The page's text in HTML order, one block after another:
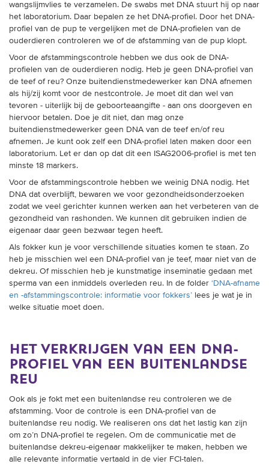
Inlog leden / officials
Over ons
Contact & support
Veelgestelde vragen
Vacatures
wangslijmvlies te verzamelen. De swabs met DNA stuurt hij op naar
het laboratorium. Daar bepalen ze het DNA-profiel. Door het DNA-
profiel van de pup te vergelijken met de DNA-profielen van de
ouderdieren controleren we of de afstamming van de pup klopt.
Voor de afstammingscontrole hebben we dus ook de DNA-
profielen van de ouderdieren nodig. Heb je geen DNA-profiel van
de teef of reu? Onze buitendienstmedewerker kan DNA afnemen
als hij/zij komt voor de nestcontrole. Je moet dit dan wel van
tevoren - uiterlijk bij de geboorteaangifte - aan ons doorgeven en
hiervoor betalen. Doe je dit niet, dan mag onze
buitendienstmedewerker geen DNA van de teef en/of reu
afnemen. Je kunt ook zelf een DNA-profiel laten maken door een
laboratorium. Let er dan op dat dit een ISAG2006-profiel is met ten
minste 18 markers.
Voor de afstammingscontrole hebben we weinig DNA nodig. Het
DNA dat overblijft, bewaren we voor gezondheidsonderzoeken
zodat we veel gerichter kunnen werken aan het verbeteren van de
gezondheid van rashonden. We kunnen dit gebruiken indien de
eigenaar daar geen bezwaar tegen heeft.
Als fokker kun je voor verschillende situaties komen te staan. Zo
heb je misschien wel een DNA-profiel van je teef, maar niet van de
dekreu. Of misschien heb je kunstmatige inseminatie gedaan met
sperma van een inmiddels overleden reu. In de folder ‘DNA-afname
en -afstammingscontrole: informatie voor fokkers’ lees je wat je in
welke situatie moet doen.
het verkrijgen van een dna-
profiel van een buitenlandse
reu
Ook als je fokt met een buitenlandse reu controleren we de
afstamming. Voor de controle is een DNA-profiel van de
buitenlandse reu nodig. We realiseren ons dat het lastig kan zijn
om zo’n DNA-profiel te regelen. Om de communicatie met de
buitenlandse dekreu-eigenaar makkelijker te maken, hebben we
alle relevante informatie vertaald in de vier FCI-talen.